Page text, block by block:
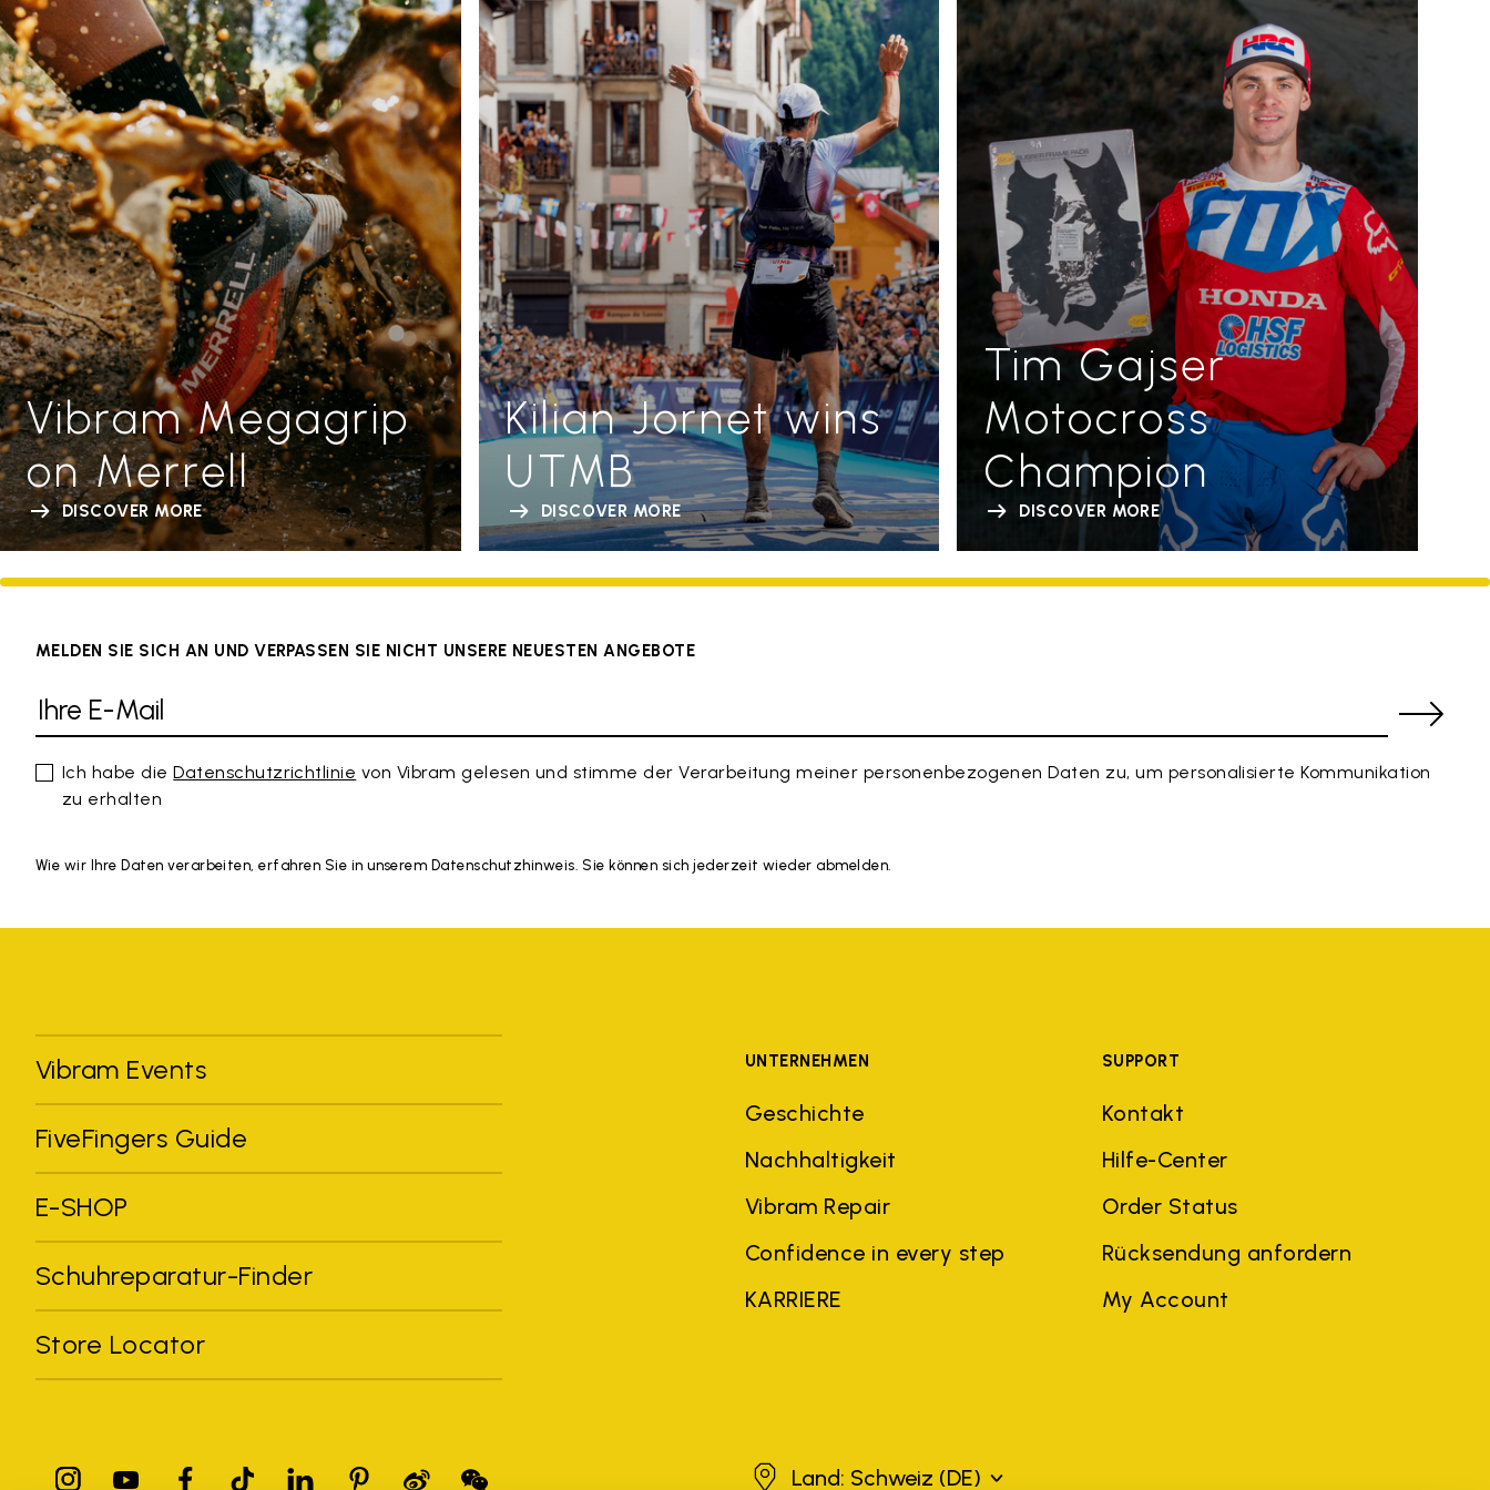
Vibram Megagrip
on Merrell
DISCOVER MORE
Kilian Jornet wins
UTMB
DISCOVER MORE
Tim Gajser
Motocross
Champion
DISCOVER MORE
MELDEN SIE SICH AN UND VERPASSEN SIE NICHT UNSERE NEUESTEN ANGEBOTE
Ich habe dieDatenschutzrichtlinie von Vibram gelesen und stimme der Verarbeitung meiner personenbezogenen Daten zu, um personalisierte Kommunikation
zu erhalten
Wie wir Ihre Daten verarbeiten, erfahren Sie in unserem Datenschutzhinweis. Sie können sich jederzeit wieder abmelden.
Vibram Events
FiveFingers Guide
E-SHOP
Schuhreparatur-Finder
Store Locator
UNTERNEHMEN
Geschichte
Nachhaltigkeit
Vibram Repair
Confidence in every step
KARRIERE
SUPPORT
Kontakt
Hilfe-Center
Order Status
Rücksendung anfordern
My Account
SchweizLand: Schweiz (DE)